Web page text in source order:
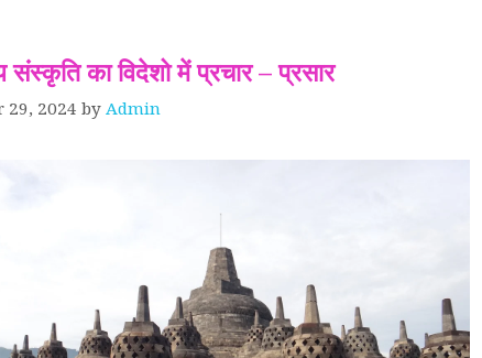
संस्कृति का विदेशो में प्रचार – प्रसार
29, 2024 by Admin
श्रीकृष्ण को सर्वोत्तम मित्र
क्यों माना जाता है ?